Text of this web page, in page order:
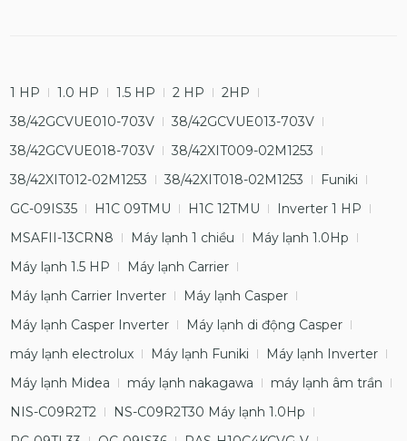
1 HP 1.0 HP 1.5 HP 2 HP
2HP
38/42GCVUE010-703V
38/42GCVUE013-703V
38/42GCVUE018-703V
38/42XIT009-02M1253
38/42XIT012-02M1253
38/42XIT018-02M1253
Funiki
GC-09IS35
H1C 09TMU H1C 12TMU
Inverter 1 HP
MSAFII-13CRN8
Máy lạnh 1 chiều
Máy lạnh 1.0Hp
Máy lạnh 1.5 HP
Máy lạnh Carrier
Máy lạnh Carrier Inverter
Máy lạnh Casper
Máy lạnh Casper Inverter
Máy lạnh di động Casper
máy lạnh electrolux
Máy lạnh Funiki
Máy lạnh Inverter
Máy lạnh Midea
máy lạnh nakagawa
máy lạnh âm trần
NIS-C09R2T2
NS-C09R2T30 Máy lạnh 1.0Hp